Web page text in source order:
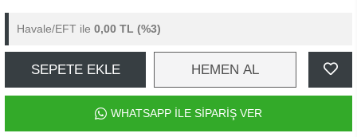
Havale/EFT ile 0,00 TL (%3)
SEPETE EKLE HEMEN AL
WHATSAPP İLE SİPARİŞ VER